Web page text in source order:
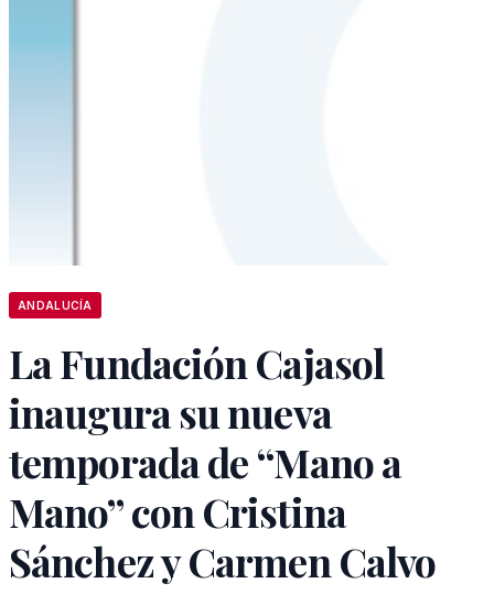
ANDALUCÍA
La Fundación Cajasol
inaugura su nueva
temporada de “Mano a
Mano” con Cristina
Sánchez y Carmen Calvo